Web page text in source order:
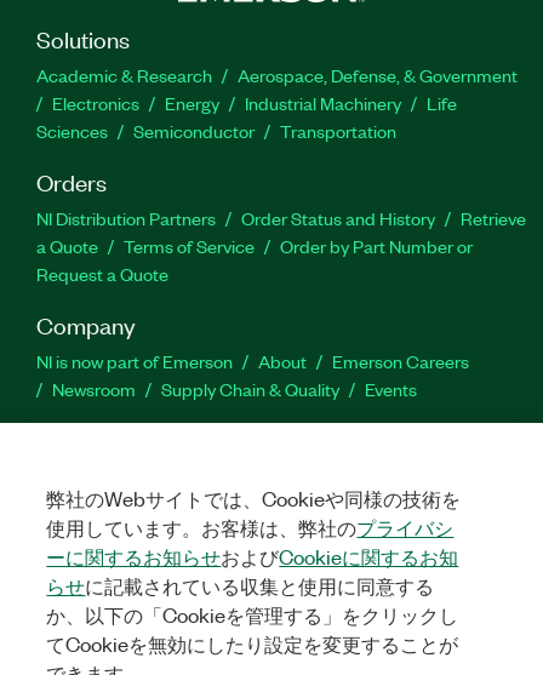
Solutions
Academic & Research
Aerospace, Defense, & Government
Electronics
Energy Industrial Machinery
Life
Sciences
Semiconductor Transportation
Orders
NI Distribution Partners Order Status and History
Retrieve
a Quote
Terms of Service
Order by Part Number or
Request a Quote
Company
NI is now part of Emerson About
Emerson Careers
Newsroom
Supply Chain & Quality Events
Activate a Product
Submit a Service Request
Site
Feedback
Facebook
TwitterLinkedIn
弊社のWebサイトでは、Cookieや同様の技術を
使用しています。お客様は、弊社のプライバシ
ーに関するお知らせおよびCookieに関するお知
らせに記載されている収集と使用に同意する
か、以下の「Cookieを管理する」をクリックし
てCookieを無効にしたり設定を変更することが